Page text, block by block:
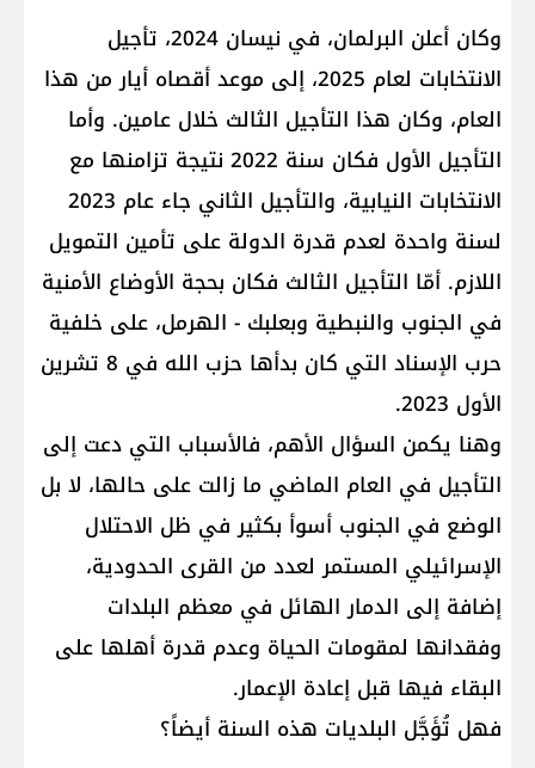
وكان أعلن البرلمان، في نيسان 2024، تأجيل
الانتخابات لعام 2025، إلى موعد أقصاه أيار من هذا
العام، وكان هذا التأجيل الثالث خلال عامين. وأما
التأجيل الأول فكان سنة 2022 نتيجة تزامنها مع
الانتخابات النيابية، والتأجيل الثاني جاء عام 2023
لسنة واحدة لعدم قدرة الدولة على تأمين التمويل
اللازم. أمّا التأجيل الثالث فكان بحجة الأوضاع الأمنية
في الجنوب والنبطية وبعلبك - الهرمل، على خلفية
حرب الإسناد التي كان بدأها حزب الله في 8 تشرين
الأول 2023.
وهنا يكمن السؤال الأهم، فالأسباب التي دعت إلى
التأجيل في العام الماضي ما زالت على حالها، لا بل
الوضع في الجنوب أسوأ بكثير في ظل الاحتلال
الإسرائيلي المستمر لعدد من القرى الحدودية،
إضافة إلى الدمار الهائل في معظم البلدات
وفقدانها لمقومات الحياة وعدم قدرة أهلها على
البقاء فيها قبل إعادة الإعمار.
فهل تُؤَجَّل البلديات هذه السنة أيضاً؟